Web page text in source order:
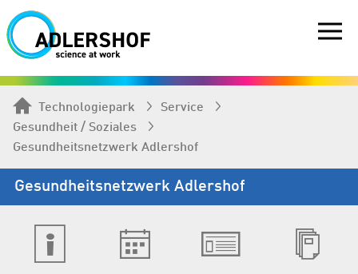
Technologiepark
Service
Gesundheit / Soziales
Gesundheits­netzwerk Adlershof
Gesundheits­netzwerk Adlershof